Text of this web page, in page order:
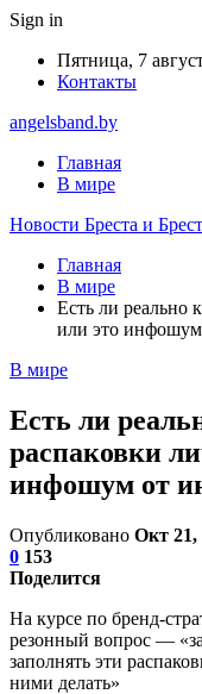
Sign in
Пятница, 7
Контакты
angelsband.by
Главная
В мире
Новости Бреста и
Главная
В мире
Есть ли реально
или это
В мире
Есть ли
распаковки
инфошум от
Опубликовано Окт 21,
0 153
Поделится
На курсе по бренд-
резонный вопрос —
заполнять эти
ними делать»